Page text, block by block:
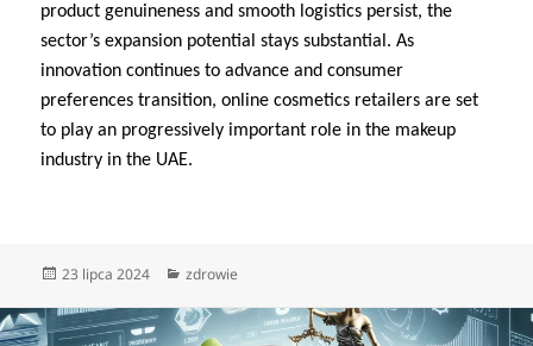
product genuineness and smooth logistics persist, the
sector’s expansion potential stays substantial. As
innovation continues to advance and consumer
preferences transition, online cosmetics retailers are set
to play an progressively important role in the makeup
industry in the UAE.
Data
23 lipca 2024 Kategorie
zdrowie